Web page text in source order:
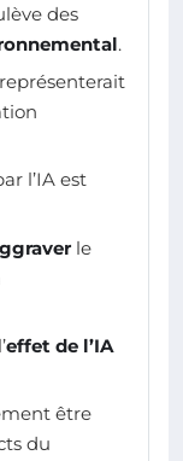
des
.
l’IA est
le
effet de l’IA
être
du